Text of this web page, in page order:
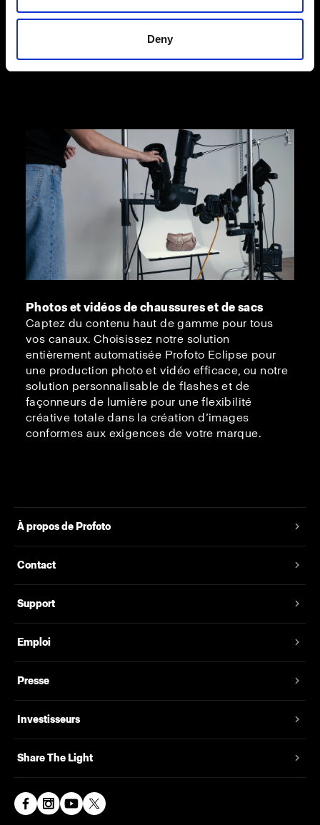
Deny
Horizontal ou optez pour une flexibilité créative
totale avec notre configuration de flashes et de
Photos et vidéos de chaussures et de sacs
Captez du contenu haut de gamme pour tous
vos canaux. Choisissez notre solution
entièrement automatisée Profoto Eclipse pour
une production photo et vidéo efficace, ou notre
solution personnalisable de flashes et de
façonneurs de lumière pour une flexibilité
créative totale dans la création d’images
conformes aux exigences de votre marque.
À propos de Profoto
Contact
Support
Emploi
Presse
Investisseurs
Share The Light